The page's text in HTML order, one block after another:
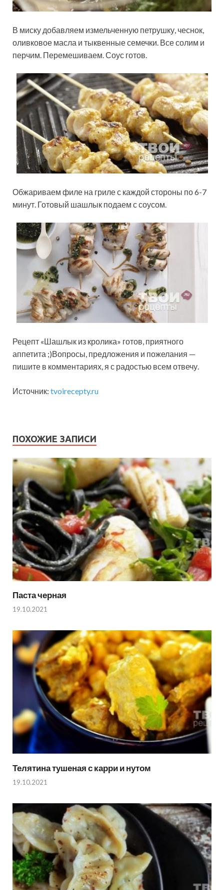
В миску добавляем измельченную петрушку, чеснок,
оливковое масла и тыквенные семечки. Все солим и
перчим. Перемешиваем. Соус готов.
Обжариваем филе на гриле с каждой стороны по 6-7
минут. Готовый шашлык подаем с соусом.
Рецепт «Шашлык из кролика» готов, приятного
аппетита ;)Вопросы, предложения и пожелания —
пишите в комментариях, я с радостью всем отвечу.
Источник: tvoirecepty.ru
ПОХОЖИЕ ЗАПИСИ
Паста черная
19.10.2021
Телятина тушеная с карри и нутом
19.10.2021